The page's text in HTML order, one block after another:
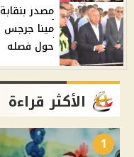
مصدر
مينا جرجس
حول فصله
الأكثر قراءة
1